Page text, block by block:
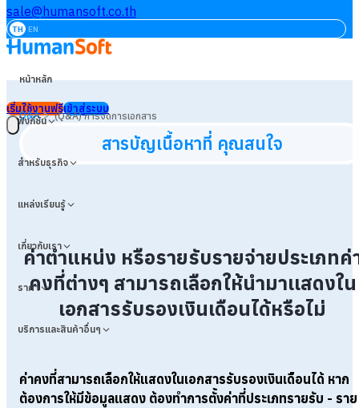
sale@humansoft.co.th
TH EN
หน้าหลัก
ฟังก์ชัน
สำหรับธุรกิจ
แหล่งเรียนรู้
เกี่ยวกับเรา
ราคา
บริการและสินค้าอื่นๆ
เริ่มใช้งานฟรีเข้าสู่ระบบ
Q&A>(Q&A) การจัดการเอกสาร
สารบัญเนื้อหาที่ คุณสนใจ
ค่าตำแหน่ง หรือรายรับรายจ่ายประเภทค่
คงที่ต่างๆ สามารถเลือกให้นำมาเเสดงใน
เอกสารรับรองเงินเดือนได้หรือไม่
ค่าคงที่สามารถเลือกให้แสดงในเอกสารรับรองเงินเดือนได้ หาก
ต้องการให้มีข้อมูลแสดง ต้องทำการตั้งค่าที่ประเภทรายรับ - ราย